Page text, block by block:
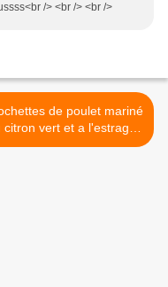
/> <br /> <br />
de poulet mariné
citron vert et a l'estragon
>